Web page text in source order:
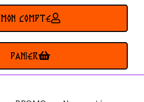
MON COMPTE
PANIER